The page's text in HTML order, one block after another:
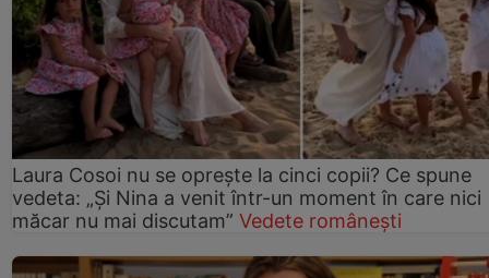
Laura Cosoi nu se oprește la cinci copii? Ce spune
vedeta: „Și Nina a venit într-un moment în care nici
măcar nu mai discutam” Vedete românești